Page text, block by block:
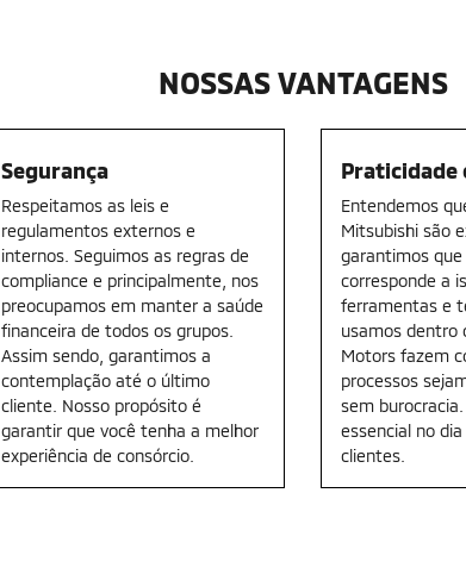
NOSSAS VANTAGENS
Segurança
Respeitamos as leis e
regulamentos externos e
internos. Seguimos as regras de
compliance e principalmente, nos
preocupamos em manter a saúde
financeira de todos os grupos.
Assim sendo, garantimos a
contemplação até o último
cliente. Nosso propósito é
garantir que você tenha a melhor
experiência de consórcio.
Praticidade
Entendemos
Mitsubishi são
garantimos que
corresponde a
ferramentas e
usamos dentro
Motors fazem
processos
sem
essencial no
clientes.